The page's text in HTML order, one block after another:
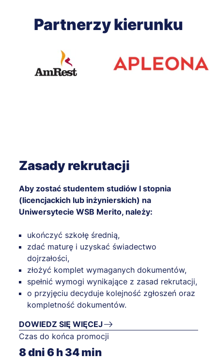
Partnerzy kierunku
Zasady rekrutacji
Aby zostać studentem studiów I stopnia
(licencjackich lub inżynierskich) na
Uniwersytecie WSB Merito, należy:
ukończyć szkołę średnią,
zdać maturę i uzyskać świadectwo
dojrzałości,
złożyć komplet wymaganych dokumentów,
spełnić wymogi wynikające z zasad rekrutacji,
o przyjęciu decyduje kolejność zgłoszeń oraz
kompletność dokumentów.
DOWIEDZ SIĘ WIĘCEJ
Czas do końca promocji
8dni6h34min